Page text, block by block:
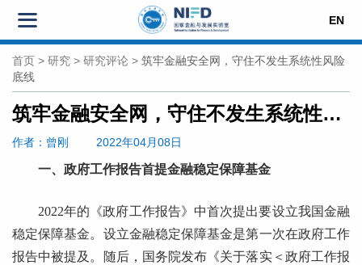
EN
首页 > 研究 > 研究评论 > 筑牢金融安全网，守住不发生系统性风险
底线
筑牢金融安全网，守住不发生系统性风险底线
作者 ：曾刚 2022年04月08日
一、政府工作报告首提金融稳定保障基金
2022年的《政府工作报告》中首次提出要设立我国金融
稳定保障基金。设立金融稳定保障基金是第一次在政府工作
报告中被提及。随后，国务院发布《关于落实＜政府工作报